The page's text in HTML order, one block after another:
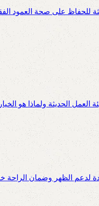
للحفاظ على صحة العمود
الحديثة ولماذا هو
لدعم الظهر وضمان الراحة